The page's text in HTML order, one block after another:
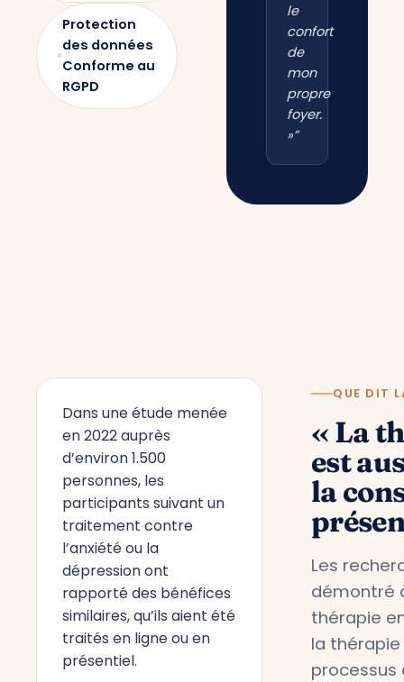
Protection
des données
Conforme au
RGPD
le
confort
de
mon
propre
foyer.
»”
Dans une étude menée
en 2022 auprès
d’environ 1.500
personnes, les
participants suivant un
traitement contre
l’anxiété ou la
dépression ont
rapporté des bénéfices
similaires, qu’ils aient été
traités en ligne ou en
présentiel.
QUE DIT
« La
est
la
Les
démontré
thérapie
la
processus